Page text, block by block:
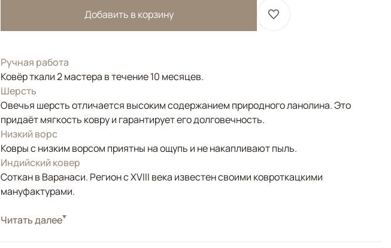
Добавить в корзину
Ручная работа
Ковёр ткали 2 мастера в течение 10 месяцев.
Шерсть
Овечья шерсть отличается высоким содержанием природного ланолина. Это
придаёт мягкость ковру и гарантирует его долговечность.
Низкий ворс
Ковры с низким ворсом приятны на ощупь и не накапливают пыль.
Индийский ковер
Соткан в Варанаси. Регион с XVIII века известен своими ковроткацкими
мануфактурами.
СтильСовременные
Читать далее